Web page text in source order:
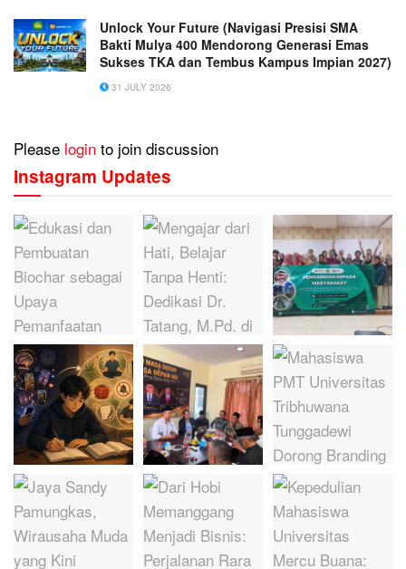
Unlock Your Future (Navigasi Presisi SMA
Bakti Mulya 400 Mendorong Generasi Emas
Sukses TKA dan Tembus Kampus Impian 2027)
31 JULY 2026
Please login to join discussion
Instagram Updates